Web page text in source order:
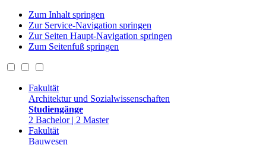
Zum Inhalt springen
Zur Service-Navigation springen
Zur Seiten Haupt-Navigation springen
Zum Seitenfuß springen
Fakultät
Architektur und Sozialwissenschaften
Studiengänge
2 Bachelor | 2 Master
Fakultät
Bauwesen